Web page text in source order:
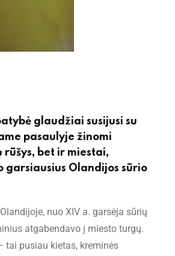
glaudžiai susijusi su
pasaulyje žinomi
rūšys, bet ir miestai,
garsiausius Olandijos sūrio
nuo XIV a. garsėja sūrių
atgabendavo į miesto turgų.
tai pusiau kietas, kreminės